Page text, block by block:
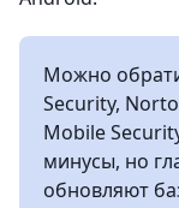
Можно
Security,
Mobile
минусы, но
обновляют